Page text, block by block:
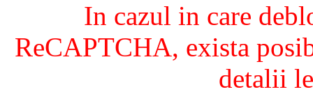
In cazul in care
ReCAPTCHA, exista
detalii